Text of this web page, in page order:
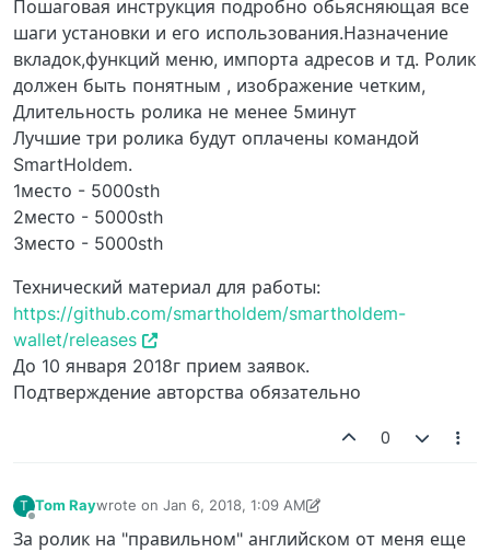
Пошаговая инструкция подробно обьясняющая все
шаги установки и его использования.Назначение
вкладок,функций меню, импорта адресов и тд. Ролик
должен быть понятным , изображение четким,
Длительность ролика не менее 5минут
Лучшие три ролика будут оплачены командой
SmartHoldem.
1место - 5000sth
2место - 5000sth
3место - 5000sth
Технический материал для работы:
https://github.com/smartholdem/smartholdem-
wallet/releases
До 10 января 2018г прием заявок.
Подтверждение авторства обязательно
0
T Tom Raywrote on Jan 6, 2018, 1:09 AM
last edited by Tom Ray Jan 6, 2018, 1:09 AM
За ролик на "правильном" английском от меня еще